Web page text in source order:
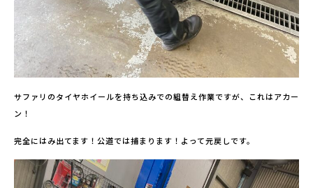
サファリのタイヤホイールを持ち込みでの組替え作業ですが、これはアカー
ン！
完全にはみ出てます！公道では捕まります！よって元戻しです。